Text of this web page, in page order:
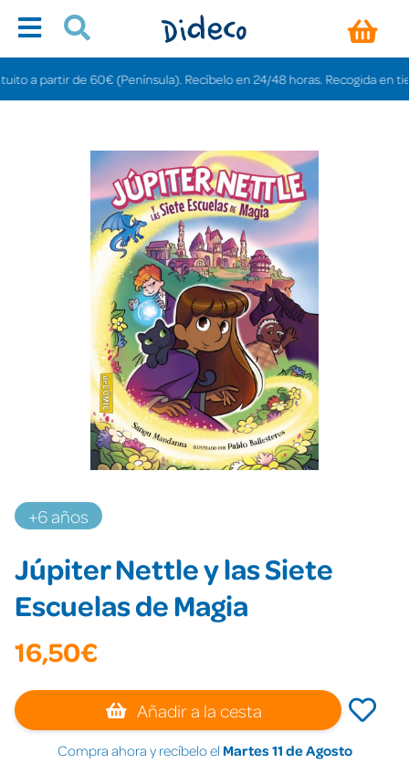
partir de 60€ (Península). Recíbelo en 24/48 horas. Recogida en
+6 años
Júpiter Nettle y las Siete
Escuelas de Magia
16,50€
Añadir a la cesta
Compra ahora y recíbelo el Martes 11 de Agosto